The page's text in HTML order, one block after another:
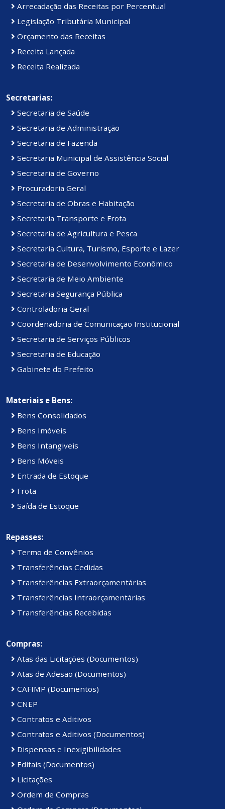
Arrecadação das Receitas por Percentual
Legislação Tributária Municipal
Orçamento das Receitas
Receita Lançada
Receita Realizada
Secretarias:
Secretaria de Saúde
Secretaria de Administração
Secretaria de Fazenda
Secretaria Municipal de Assistência Social
Secretaria de Governo
Procuradoria Geral
Secretaria de Obras e Habitação
Secretaria Transporte e Frota
Secretaria de Agricultura e Pesca
Secretaria Cultura, Turismo, Esporte e Lazer
Secretaria de Desenvolvimento Econômico
Secretaria de Meio Ambiente
Secretaria Segurança Pública
Controladoria Geral
Coordenadoria de Comunicação Institucional
Secretaria de Serviços Públicos
Secretaria de Educação
Gabinete do Prefeito
Materiais e Bens:
Bens Consolidados
Bens Imóveis
Bens Intangiveis
Bens Móveis
Entrada de Estoque
Frota
Saída de Estoque
Repasses:
Termo de Convênios
Transferências Cedidas
Transferências Extraorçamentárias
Transferências Intraorçamentárias
Transferências Recebidas
Compras:
Atas das Licitações (Documentos)
Atas de Adesão (Documentos)
CAFIMP (Documentos)
CNEP
Contratos e Aditivos
Contratos e Aditivos (Documentos)
Dispensas e Inexigibilidades
Editais (Documentos)
Licitações
Ordem de Compras